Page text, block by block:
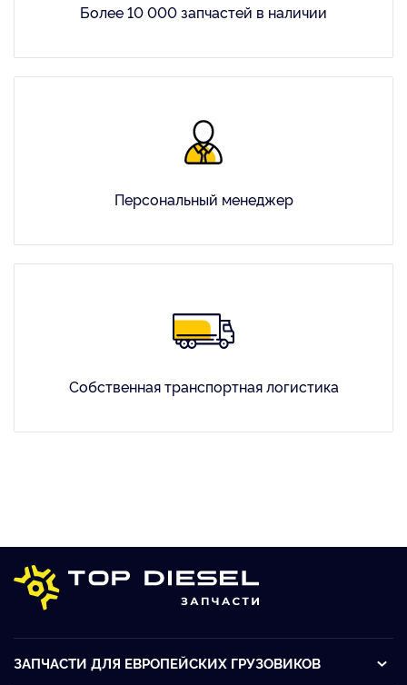
Более 10 000 запчастей в наличии
Персональный менеджер
Собственная транспортная логистика
ЗАПЧАСТИ ДЛЯ ЕВРОПЕЙСКИХ ГРУЗОВИКОВ